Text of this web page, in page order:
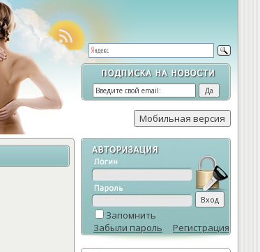
Запомнить
Забыли пароль
Регистрация